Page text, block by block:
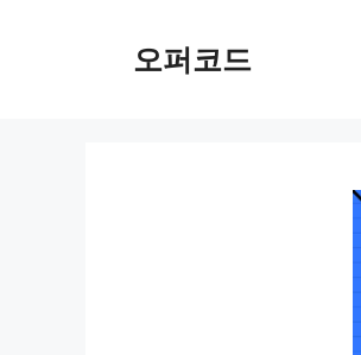
오퍼코드